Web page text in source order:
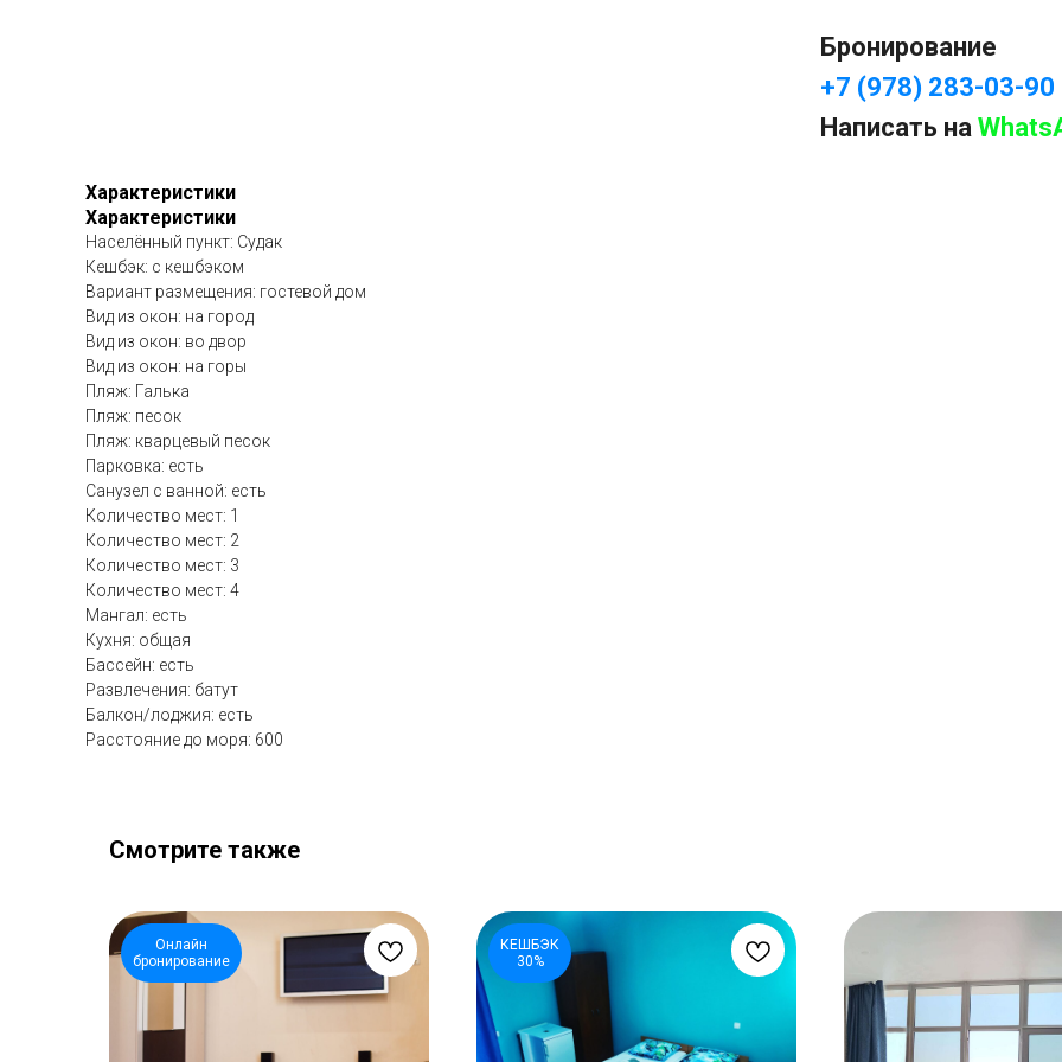
Бронирование
+7 (978) 283-03-90
Написать на
Характеристики
Характеристики
Населённый пункт: Судак
Кешбэк: с кешбэком
Вариант размещения: гостевой дом
Вид из окон: на город
Вид из окон: во двор
Вид из окон: на горы
Пляж: Галька
Пляж: песок
Пляж: кварцевый песок
Парковка: есть
Санузел с ванной: есть
Количество мест: 1
Количество мест: 2
Количество мест: 3
Количество мест: 4
Мангал: есть
Кухня: общая
Бассейн: есть
Развлечения: батут
Балкон/лоджия: есть
Расстояние до моря: 600
Смотрите также
Онлайн
бронирование
КЕШБЭК
30%